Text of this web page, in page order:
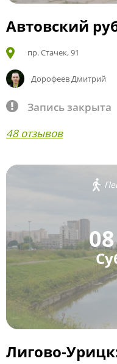
Автовский
пр. Стачек, 91
Дорофеев Дмитрий
Запись закрыта
48 отзывов
Лигово-